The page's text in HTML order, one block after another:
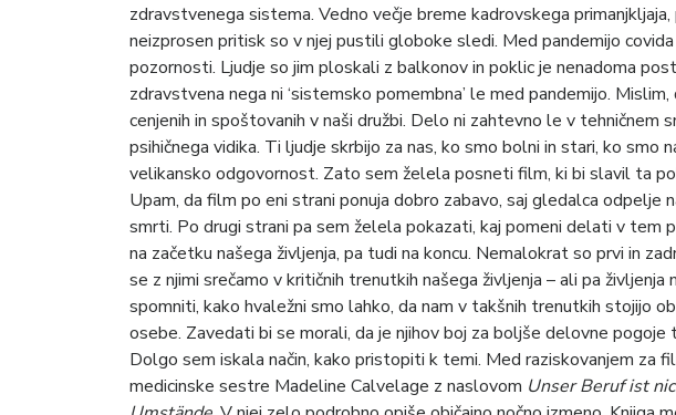
zdravstvenega sistema. Vedno večje breme kadrovskega primanjkljaja,
neizprosen pritisk so v njej pustili globoke sledi. Med pandemijo
pozornosti. Ljudje so jim ploskali z balkonov in poklic je nenadoma
zdravstvena nega ni ‘sistemsko pomembna’ le med pandemijo.
cenjenih in spoštovanih v naši družbi. Delo ni zahtevno le v tehničnem
psihičnega vidika. Ti ljudje skrbijo za nas, ko smo bolni in stari, ko smo
velikansko odgovornost. Zato sem želela posneti film, ki bi slavil ta
Upam, da film po eni strani ponuja dobro zabavo, saj gledalca odpelje
smrti. Po drugi strani pa sem želela pokazati, kaj pomeni delati v tem
na začetku našega življenja, pa tudi na koncu. Nemalokrat so prvi in
se z njimi srečamo v kritičnih trenutkih našega življenja – ali pa življenja
spomniti, kako hvaležni smo lahko, da nam v takšnih trenutkih stojijo
osebe. Zavedati bi se morali, da je njihov boj za boljše delovne pogoje
Dolgo sem iskala način, kako pristopiti k temi. Med raziskovanjem za
medicinske sestre Madeline Calvelage z naslovom Unser Beruf ist